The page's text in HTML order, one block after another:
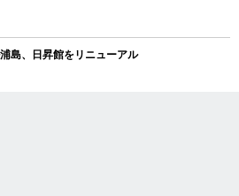
島、日昇館をリニューアル